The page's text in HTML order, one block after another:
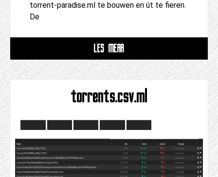
torrent-paradise.ml te bouwen en út te fieren.
De
LÊS MEAR
torrents.csv.ml